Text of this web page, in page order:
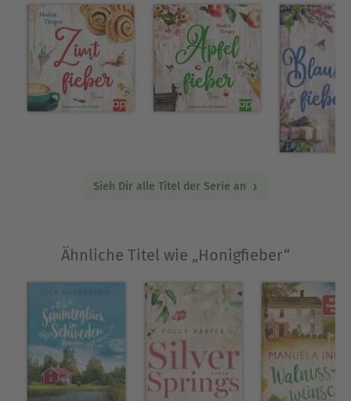
Münchner Kommunikationsagentur. Seit 2022
veröffentlicht sie erfolgreich Romane im
Selfpublishing wie auch bei verschiedenen
Verlagen. Heute ist sie hauptberuflich als Autorin
tätig und lebt mit ihrem Mann und zwei Söhnen
im Münchner Umland.
Sieh Dir alle Titel der Serie an
Ähnliche Titel wie „Honigfieber“